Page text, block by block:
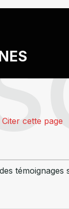
Citer cette page
témoignages